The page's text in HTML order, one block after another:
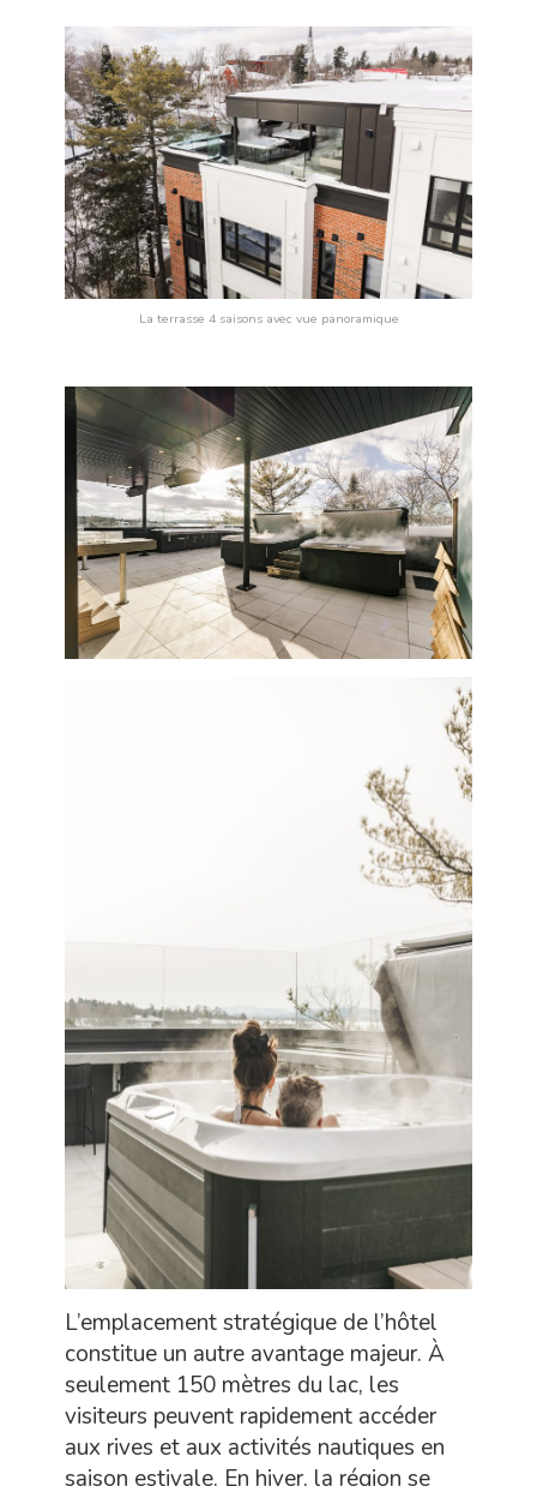
La terrasse 4 saisons avec vue panoramique
L’emplacement stratégique de l’hôtel
constitue un autre avantage majeur. À
seulement 150 mètres du lac, les
visiteurs peuvent rapidement accéder
aux rives et aux activités nautiques en
saison estivale. En hiver, la région se